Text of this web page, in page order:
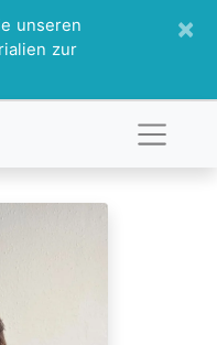
unseren
zur
×